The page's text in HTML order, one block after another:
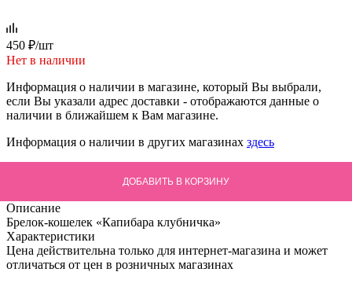
450 ₽/шт
Нет в наличии
Информация о наличии в магазине, который Вы выбрали,
если Вы указали адрес доставки - отображаются данные о
наличии в ближайшем к Вам магазине.
Информация о наличии в других магазинах здесь
ДОБАВИТЬ В КОРЗИНУ
Описание
Брелок-кошелек «Капибара клубничка»
Характеристики
Цена действительна только для интернет-магазина и может
отличаться от цен в розничных магазинах